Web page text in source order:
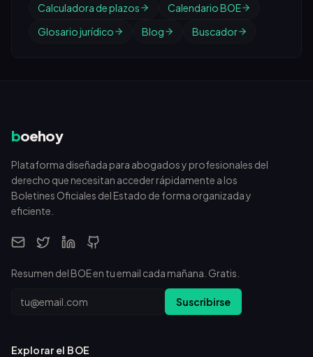
Calculadora de plazos
Calendario BOE
Glosario jurídico
Blog Buscador
boehoy
Plataforma diseñada para abogados y profesionales del
derecho que necesitan acceder rápidamente a los
Boletines Oficiales del Estado de forma organizada y
eficiente.
Resumen del BOE en tu email cada mañana. Gratis.
Email Suscribirse
Explorar el BOE